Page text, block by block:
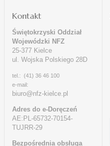
Kontakt
Świętokrzyski Oddział
Wojewódzki NFZ
25-377 Kielce
ul. Wojska Polskiego 28D
tel.: (41) 36 46 100
e-mail:
biuro@nfz-kielce.pl
Adres do e-Doręczeń
AE:PL-65732-70154-
TUJRR-29
Bezpośrednia obsługa